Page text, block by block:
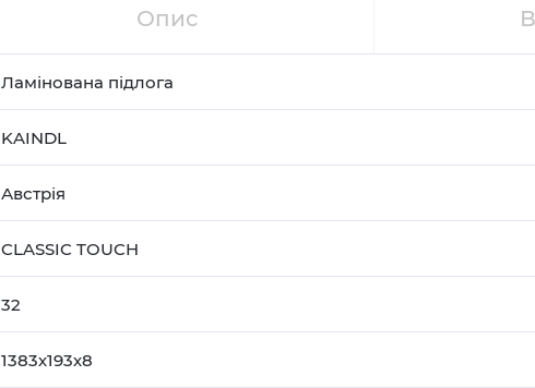
Опис
Ламінована підлога
KAINDL
Австрія
CLASSIC TOUCH
32
1383х193х8